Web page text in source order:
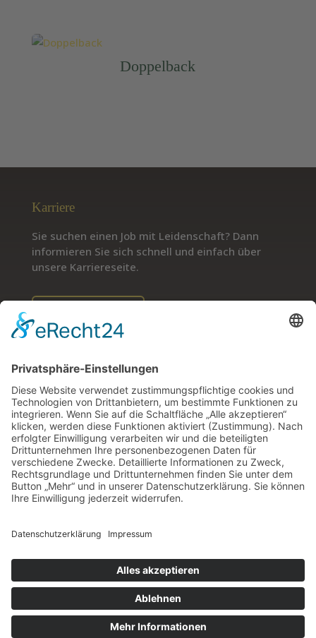
Doppelback
Karriere
Sie suchen einen Job mit Leidenschaft? Dann
informieren Sie sich schnell und einfach über
unsere Karriereseite.
Sie möchten uns etwas fragen? Schreiben Sie
uns ganz einfach über unser Kontakformular!
Kontaktieren Sie uns!
Folgen Sie uns!
ZU UNSEREM FILIALFINDER